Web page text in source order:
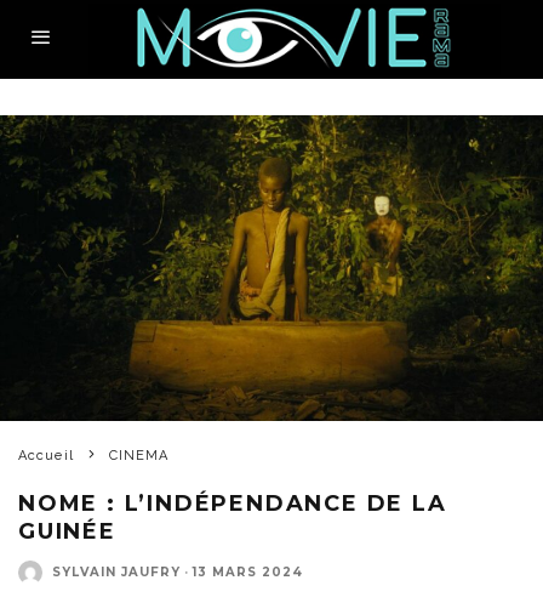
Accueil CINEMA
NOME : L’INDÉPENDANCE DE LA
GUINÉE
SYLVAIN JAUFRY · 13 MARS 2024